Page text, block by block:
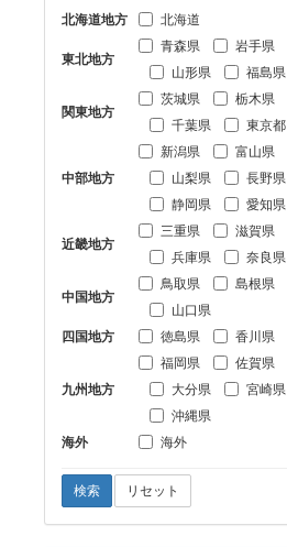
北海道地方
北海道
東北地方
青森県 岩手県
山形県
福島県
関東地方
茨城県 栃木県
千葉県
東京都
中部地方
新潟県 富山県
山梨県
長野県
静岡県
愛知県
近畿地方
三重県 滋賀県
兵庫県
奈良県
中国地方
鳥取県 島根県
山口県
四国地方
徳島県 香川県
九州地方
福岡県 佐賀県
大分県
宮崎県
沖縄県
海外
海外
検索 リセット